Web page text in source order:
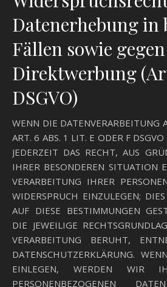
Datenerhebung in
Fällen sowie gegen
Direktwerbung
DSGVO)
WENN DIE DATENVERARBEITUNG
ART. 6 ABS. 1 LIT. E ODER F
JEDERZEIT DAS RECHT, AUS
IHRER BESONDEREN SITUATION
VERARBEITUNG IHRER
WIDERSPRUCH EINZULEGEN;
AUF DIESE BESTIMMUNGEN
DIE JEWEILIGE
VERARBEITUNG BERUHT,
DATENSCHUTZERKLÄRUNG.
EINLEGEN, WERDEN WIR
PERSONENBEZOGENEN